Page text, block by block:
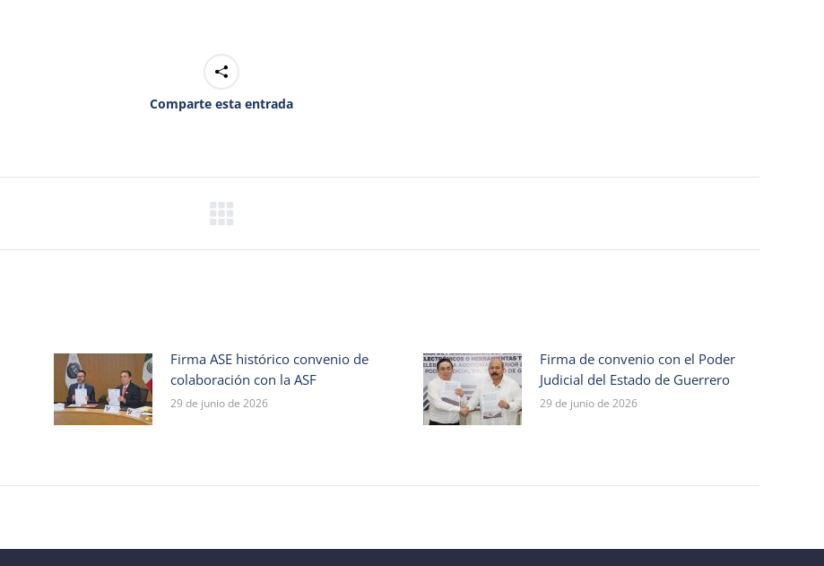
Comparte esta entrada
Firma ASE histórico convenio de
colaboración con la ASF
29 de junio de 2026
Firma de convenio con el Poder
Judicial del Estado de Guerrero
29 de junio de 2026